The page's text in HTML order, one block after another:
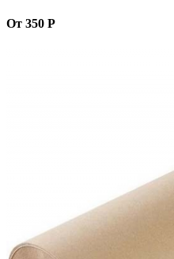
От 350 Р